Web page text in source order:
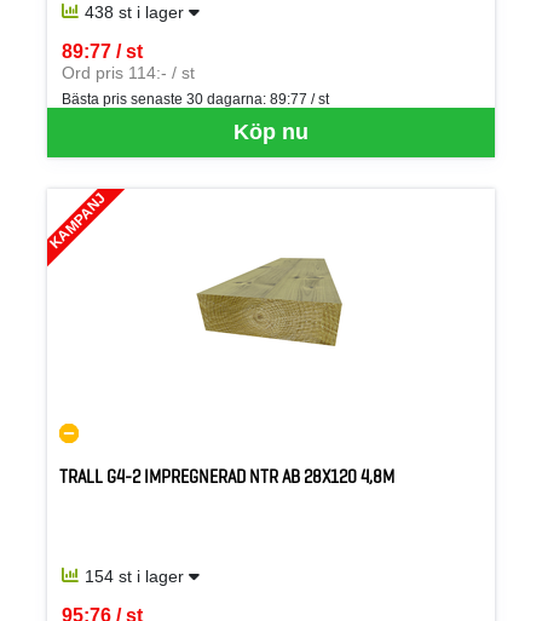
438 st i lager
Köp nu
89:77 / st
SEK per ST
Ord pris 114:- / st
Bästa pris senaste 30 dagarna: 89:77 / st
KAMPANJ
TRALL G4-2 IMPREGNERAD NTR AB 28X120 4,8M
154 st i lager
95:76 / st